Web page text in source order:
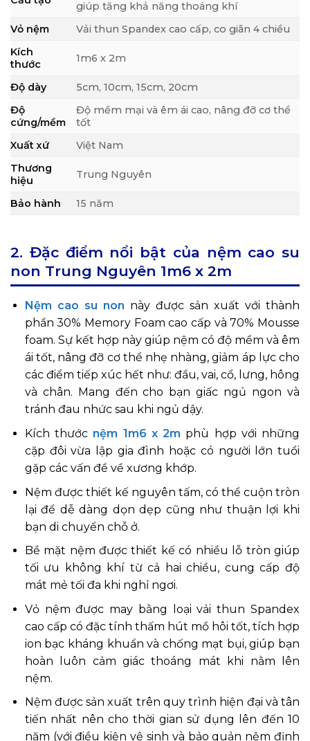
giúp tăng khả năng thoáng khí
Vỏ nệm
Vải thun Spandex cao cấp, co giãn 4 chiều
Kích
thước
1m6 x 2m
Độ dày
5cm, 10cm, 15cm, 20cm
Độ
cứng/mềm
Độ mềm mại và êm ái cao, nâng đỡ cơ thể
tốt
Xuất xứ
Việt Nam
Thương
hiệu
Trung Nguyên
Bảo hành 15 năm
2. Đặc điểm nổi bật của nệm cao su
non Trung Nguyên 1m6 x 2m
Nệm cao su non này được sản xuất với thành
phần 30% Memory Foam cao cấp và 70% Mousse
foam. Sự kết hợp này giúp nệm có độ mềm và êm
ái tốt, nâng đỡ cơ thể nhẹ nhàng, giảm áp lực cho
các điểm tiếp xúc hết như: đầu, vai, cổ, lưng, hông
và chân. Mang đến cho bạn giấc ngủ ngon và
tránh đau nhức sau khi ngủ dậy.
Kích thước nệm 1m6 x 2m phù hợp với những
cặp đôi vừa lập gia đình hoặc có người lớn tuổi
gặp các vấn đề về xương khớp.
Nệm được thiết kế nguyên tấm, có thể cuộn tròn
lại để dễ dàng dọn dẹp cũng như thuận lợi khi
bạn di chuyển chỗ ở.
Bề mặt nệm được thiết kế có nhiều lỗ tròn giúp
tối ưu không khí từ cả hai chiều, cung cấp độ
mát mẻ tối đa khi nghỉ ngơi.
Vỏ nệm được may bằng loại vải thun Spandex
cao cấp có đặc tính thấm hút mồ hôi tốt, tích hợp
ion bạc kháng khuẩn và chống mạt bụi, giúp bạn
hoàn luôn cảm giác thoáng mát khi nằm lên
nệm.
Nệm được sản xuất trên quy trình hiện đại và tân
tiến nhất nên cho thời gian sử dụng lên đến 10
năm (với điều kiện vệ sinh và bảo quản nệm định